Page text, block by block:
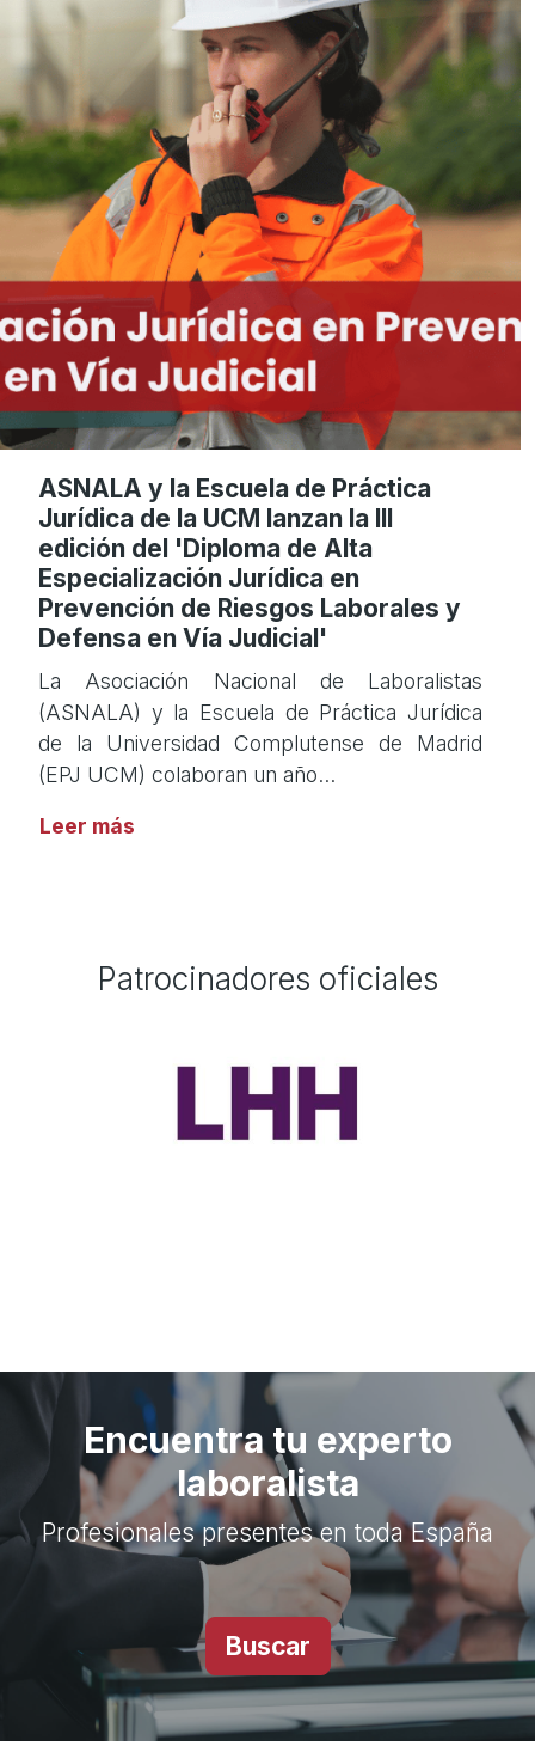
ASNALA y la Escuela de Práctica
Jurídica de la UCM lanzan la III
edición del 'Diploma de Alta
Especialización Jurídica en
Prevención de Riesgos Laborales y
Defensa en Vía Judicial'
La Asociación Nacional de Laboralistas
(ASNALA) y la Escuela de Práctica Jurídica
de la Universidad Complutense de Madrid
(EPJ UCM) colaboran un año…
Leer más
Patrocinadores oficiales
Encuentra tu experto
laboralista
Profesionales presentes en toda España
Buscar